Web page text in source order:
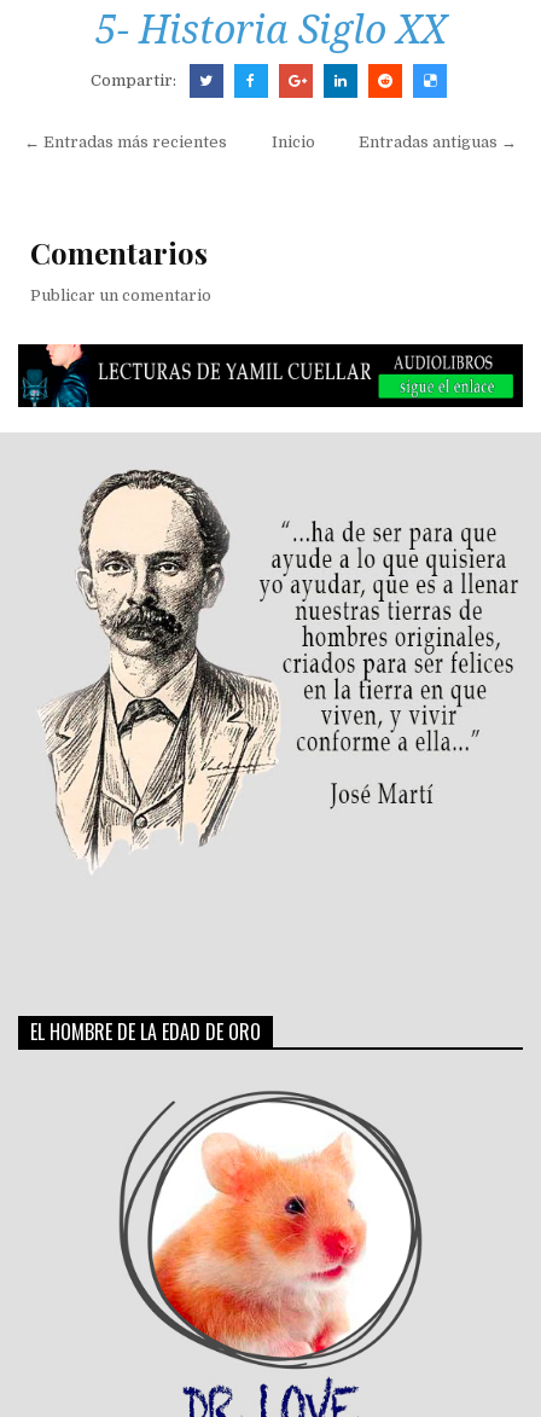
5- Historia Siglo XX
Compartir:
← Entradas más recientes Entradas antiguas →
Inicio
Comentarios
Publicar un comentario
EL HOMBRE DE LA EDAD DE ORO